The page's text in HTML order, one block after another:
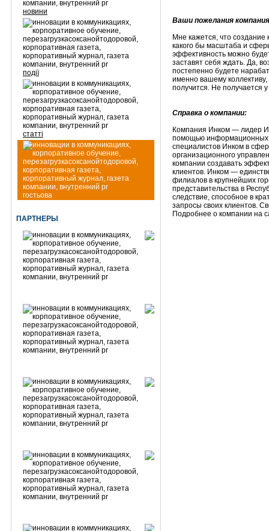
новини
події
статті
гостьова
ПАРТНЕРЫ
Ваши пожелания
Мне кажется, что
какого бы масштаба и
эффективность можно
заставят себя ждать. Да,
постепенно будете
именно вашему
получится. Не получается
Справка о компании:
Компания Инком — лидер
помощью информационных
специалистов Инком в
организационного
компании создавать
клиентов. Инком —
филиалов в крупнейших
представительства в
следствие, способное в
запросы своих клиентов.
Подробнее о компании на